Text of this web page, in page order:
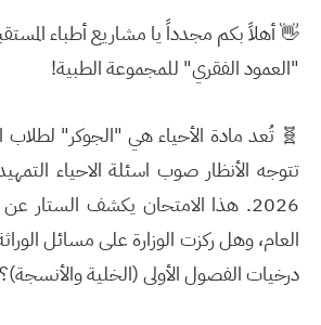
👋 أهلاً بكم مجدداً يا مشاريع أطباء
"العمود الفقري" للمجموعة الطبية!
🧬 تُعد مادة الأحياء هي "الجوكر" لطلاب
تتوجه الأنظار صوب اسئلة الاحياء
2026. هذا الامتحان يكشف الستار عن
العام، وهل ركزت الوزارة على مسائل
درخيات الفصول الأولى (الخلية والأنسجة)؟